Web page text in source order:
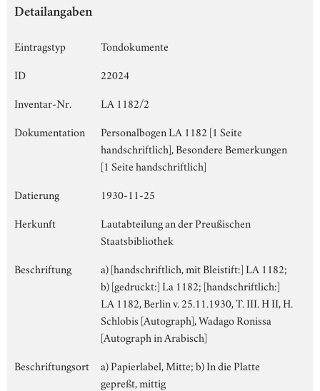
Detailangaben
Eintragstyp
Tondokumente
ID
22024
Inventar-Nr.
LA 1182/2
Dokumentation
Personalbogen LA 1182 [1 Seite
handschriftlich], Besondere Bemerkungen
[1 Seite handschriftlich]
Datierung
1930-11-25
Herkunft
Lautabteilung an der Preußischen
Staatsbibliothek
Beschriftung
a) [handschriftlich, mit Bleistift:] LA 1182;
b) [gedruckt:] La 1182; [handschriftlich:]
LA 1182, Berlin v. 25.11.1930, T. III. H II, H.
Schlobis [Autograph], Wadago Ronissa
[Autograph in Arabisch]
Beschriftungsort
a) Papierlabel, Mitte; b) In die Platte
gepreßt, mittig